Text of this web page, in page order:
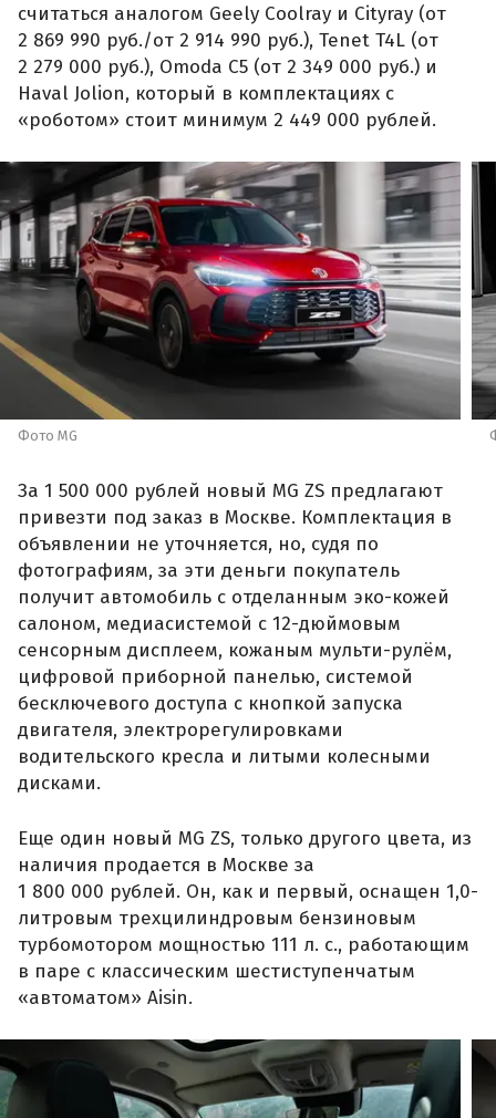
считаться аналогом Geely Coolray и Cityray (от
2 869 990 руб./от 2 914 990 руб.), Tenet T4L (от
2 279 000 руб.), Omoda C5 (от 2 349 000 руб.) и
Haval Jolion, который в комплектациях с
«роботом» стоит минимум 2 449 000 рублей.
Фото MG
За 1 500 000 рублей новый MG ZS предлагают
привезти под заказ в Москве. Комплектация в
объявлении не уточняется, но, судя по
фотографиям, за эти деньги покупатель
получит автомобиль с отделанным эко-кожей
салоном, медиасистемой с 12-дюймовым
сенсорным дисплеем, кожаным мульти-рулём,
цифровой приборной панелью, системой
бесключевого доступа с кнопкой запуска
двигателя, электрорегулировками
водительского кресла и литыми колесными
дисками.
Еще один новый MG ZS, только другого цвета, из
наличия продается в Москве за
1 800 000 рублей. Он, как и первый, оснащен 1,0-
литровым трехцилиндровым бензиновым
турбомотором мощностью 111 л. с., работающим
в паре с классическим шестиступенчатым
«автоматом» Aisin.